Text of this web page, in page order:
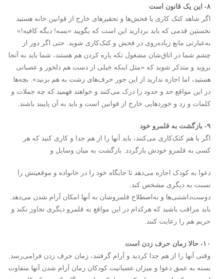
۸- این یک قانون است
اگر شاهد کتک کاری یا فحش‌ها و تحقیرهای خارج از قوانین خانه هستید
نخستین قدمی که باید بردارید این است که بگویید «بسه! دیگه کافیه!»
به‌عبارتی مانع زیاده‌روی در فحش و کتک‌کاری شوید. حتی اگر دور از
چشم شما در اتاق‌شان مشغول تکه پاره کردن هم هستند، شما باید به آنجا
بروید و متذکر شوید که «مثل اینکه خیلی از دست هم دلخور و عصبانی
هستید، اما اجازه ندارید از این جور حرف‌های زشت به هم بزنید». بچه‌ها
در این مواقع حد و حدود را درک می‌کنند و خواهند فهمید که چه جملات و
کلمات و زد و خوردهایی خارج از قوانین است و باید به آن پایبند باشند.
۹- بازگشت به قلمرو خود
اگر با هم کتک‌کاری می‌کنند، باید آنها را از هم جدا و کاری کنید که هر
کسی به قلمرو خودش بازگردد. بازگشت به میان وسایل و
دعوا به کودک اجازه می‌دهد تا جایگاه خود را در خانواده و موقعیتش را
نسبت به دیگری مشخص کند.
دوست‌داشتنی‌ها و به‌اصطلاح قلمروشان به آنها امکان آرام شدن می‌دهد.
باید مراقب باشید که هرکدام در این مواقع به قلمرو دیگری تجاوز نکند و
حریم هم را رعایت کنند.
۱۰- حالا زمان حرف زدن است
وقتی آنها را از هم جدا کردید و آرام گرفتند، زمان حرف زدن فرامی‌رسد.
بسته به عمق دعوا و میزان عصبانیت کودکان زمان آرام شدن آنها متفاوت